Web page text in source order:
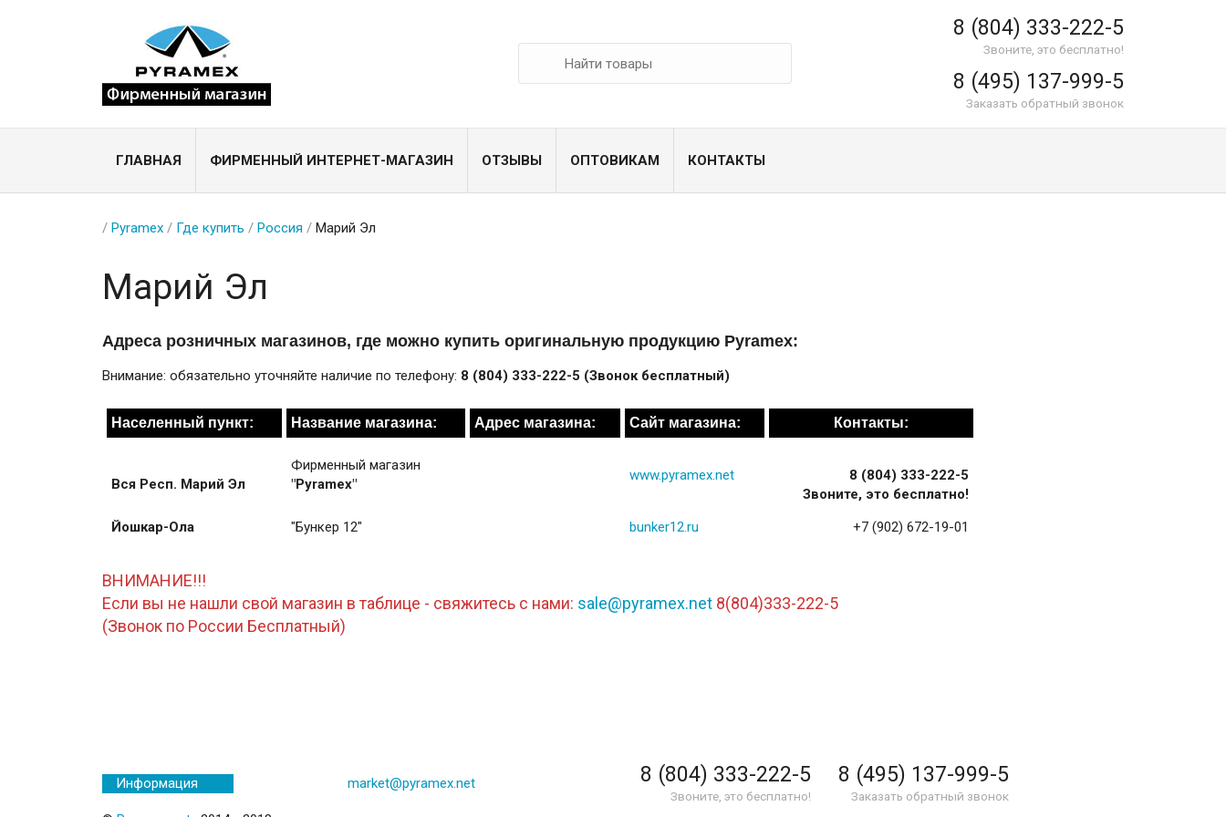
8 (804) 333-222-5
Звоните, это бесплатно!
8 (495) 137-999-5
Заказать обратный звонок
ГЛАВНАЯ ФИРМЕННЫЙ ИНТЕРНЕТ-МАГАЗИН ОТЗЫВЫ ОПТОВИКАМ КОНТАКТЫ
/ Pyramex / Где купить / Россия / Марий Эл
Марий Эл
Адреса розничных магазинов, где можно купить оригинальную продукцию Pyramex:
Внимание: обязательно уточняйте наличие по телефону: 8 (804) 333-222-5 (Звонок бесплатный)
Населенный пункт: Название магазина: Адрес магазина: Сайт магазина: Контакты:
Вся Респ. Марий Эл
Фирменный магазин
"Pyramex"
www.pyramex.net
8 (804) 333-222-5
Звоните, это бесплатно!
Йошкар-Ола
"Бункер 12" bunker12.ru +7 (902) 672-19-01
ВНИМАНИЕ!!!
Если вы не нашли свой магазин в таблице - свяжитесь с нами: sale@pyramex.net 8(804)333-222-5
(Звонок по России Бесплатный)
Информация market@pyramex.net 8 (804) 333-222-5
Звоните, это бесплатно!
8 (495) 137-999-5
Заказать обратный звонок